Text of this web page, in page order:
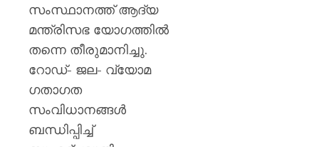
സംസ്ഥാനത്ത് ആദ്യ
മന്ത്രിസഭ യോഗത്തിൽ
തന്നെ തീരുമാനിച്ചു.
റോഡ്- ജല- വ്യോമ
ഗതാഗത
സംവിധാനങ്ങൾ
ബന്ധിപ്പിച്ച്